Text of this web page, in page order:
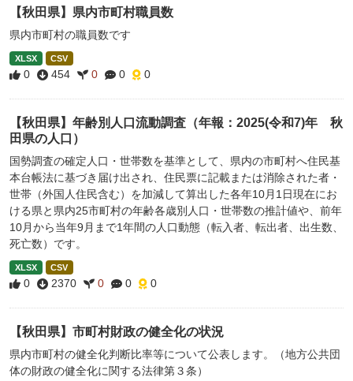
【秋田県】県内市町村職員数
県内市町村の職員数です
XLSX CSV
0 454 0 0 0
【秋田県】年齢別人口流動調査（年報：2025(令和7)年 秋
田県の人口）
国勢調査の確定人口・世帯数を基準として、県内の市町村へ住民基
本台帳法に基づき届け出され、住民票に記載または消除された者・
世帯（外国人住民含む）を加減して算出した各年10月1日現在にお
ける県と県内25市町村の年齢各歳別人口・世帯数の推計値や、前年
10月から当年9月まで1年間の人口動態（転入者、転出者、出生数、
死亡数）です。
XLSX CSV
0 2370 0 0 0
【秋田県】市町村財政の健全化の状況
県内市町村の健全化判断比率等について公表します。（地方公共団
体の財政の健全化に関する法律第３条）